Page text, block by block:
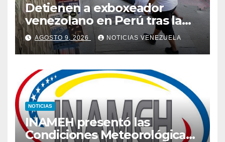
Detienen a exboxeador
venezolano en Perú tras la
muerte de mototaxista
durante una riña
AGOSTO 9, 2026 NOTICIAS VENEZUELA
NOTICIAS
INAMEH presentó las
Condiciones Meteorológicas